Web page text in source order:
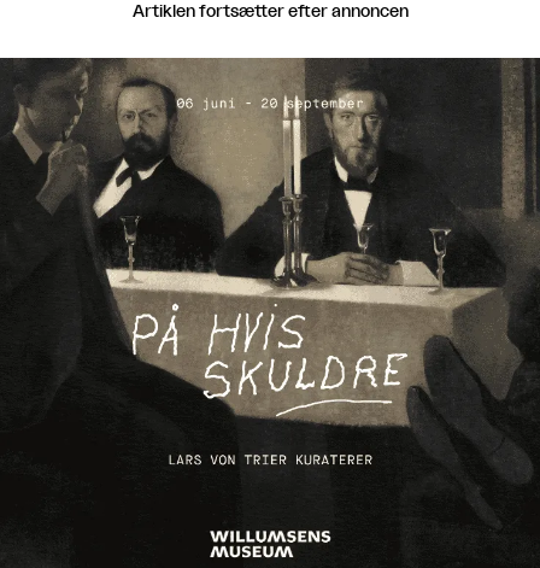
Artiklen fortsætter efter annoncen